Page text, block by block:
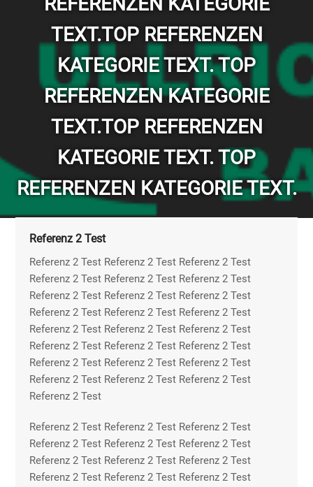
TEXT.TOP REFERENZEN
KATEGORIE TEXT. TOP
REFERENZEN KATEGORIE
TEXT.TOP REFERENZEN
KATEGORIE TEXT. TOP
REFERENZEN KATEGORIE TEXT.
Referenz 2 Test
Referenz 2 Test Referenz 2 Test Referenz 2 Test
Referenz 2 Test Referenz 2 Test Referenz 2 Test
Referenz 2 Test Referenz 2 Test Referenz 2 Test
Referenz 2 Test Referenz 2 Test Referenz 2 Test
Referenz 2 Test Referenz 2 Test Referenz 2 Test
Referenz 2 Test Referenz 2 Test Referenz 2 Test
Referenz 2 Test Referenz 2 Test Referenz 2 Test
Referenz 2 Test Referenz 2 Test Referenz 2 Test
Referenz 2 Test
Referenz 2 Test Referenz 2 Test Referenz 2 Test
Referenz 2 Test Referenz 2 Test Referenz 2 Test
Referenz 2 Test Referenz 2 Test Referenz 2 Test
Referenz 2 Test Referenz 2 Test Referenz 2 Test